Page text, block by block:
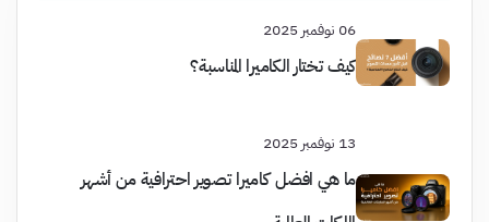
06 نوفمبر 2025
كيف تختار الكاميرا المناسبة؟
13 نوفمبر 2025
ما هي افضل كاميرا تصوير احترافية من أشهر